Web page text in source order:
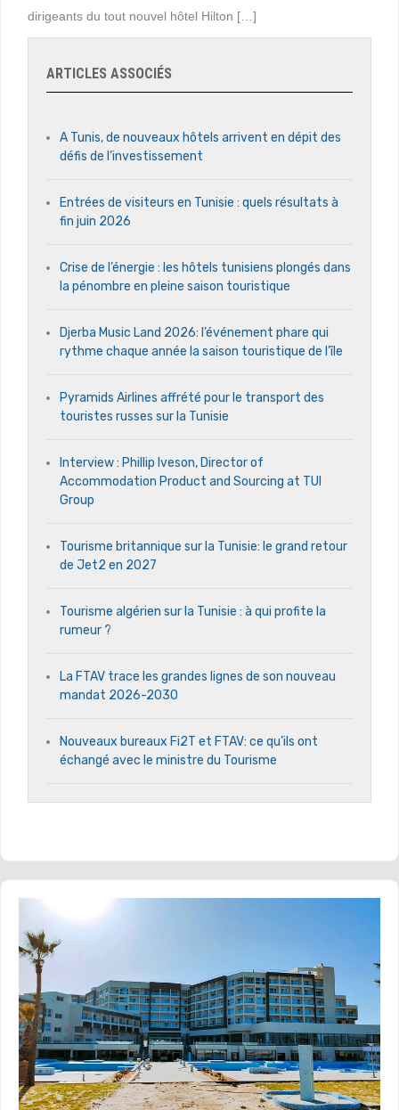
dirigeants du tout nouvel hôtel Hilton […]
ARTICLES ASSOCIÉS
A Tunis, de nouveaux hôtels arrivent en dépit des
défis de l’investissement
Entrées de visiteurs en Tunisie : quels résultats à
fin juin 2026
Crise de l’énergie : les hôtels tunisiens plongés dans
la pénombre en pleine saison touristique
Djerba Music Land 2026: l’événement phare qui
rythme chaque année la saison touristique de l’île
Pyramids Airlines affrété pour le transport des
touristes russes sur la Tunisie
Interview : Phillip Iveson, Director of
Accommodation Product and Sourcing at TUI
Group
Tourisme britannique sur la Tunisie: le grand retour
de Jet2 en 2027
Tourisme algérien sur la Tunisie : à qui profite la
rumeur ?
La FTAV trace les grandes lignes de son nouveau
mandat 2026-2030
Nouveaux bureaux Fi2T et FTAV: ce qu’ils ont
échangé avec le ministre du Tourisme